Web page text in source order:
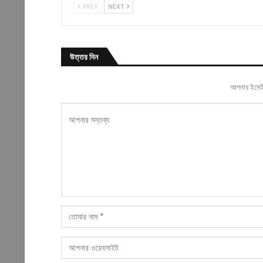
PREV NEXT
উত্তর দিন
আপনার